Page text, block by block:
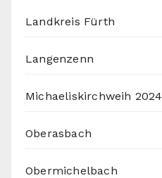
Landkreis Fürth
Langenzenn
Michaeliskirchweih 2024
Oberasbach
Obermichelbach